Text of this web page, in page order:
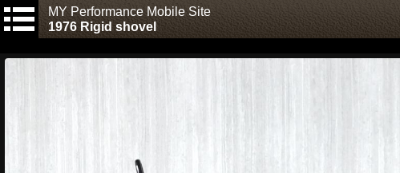
MY Performance Mobile Site
1976 Rigid shovel